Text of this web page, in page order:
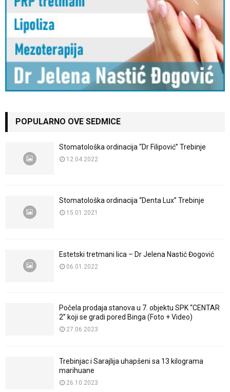
POPULARNO OVE SEDMICE
Stomatološka ordinacija “Dr Filipović” Trebinje
12.04.2022
Stomatološka ordinacija “Denta Lux” Trebinje
15.01.2021
Estetski tretmani lica – Dr Jelena Nastić Đogović
06.01.2022
Počela prodaja stanova u 7. objektu SPK “CENTAR
2” koji se gradi pored Binga (Foto + Video)
27.06.2023
Trebinjac i Sarajlija uhapšeni sa 13 kilograma
marihuane
26.10.2023